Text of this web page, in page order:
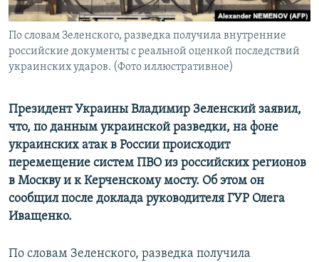
УКРАИНСКАЯ ПРОБЛЕМА КРЫМА
Все сайты RFE/RL
По словам Зеленского, разведка получила внутренние
российские документы с реальной оценкой последствий
украинских ударов. (Фото иллюстративное)
Президент Украины Владимир Зеленский заявил,
что, по данным украинской разведки, на фоне
украинских атак в России происходит
перемещение систем ПВО из российских регионов
в Москву и к Керченскому мосту. Об этом он
сообщил после доклада руководителя ГУР Олега
Иващенко.
По словам Зеленского, разведка получила